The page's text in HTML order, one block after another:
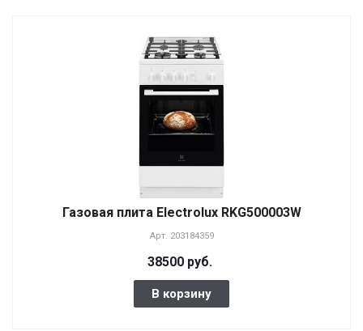
Газовая плита Electrolux RKG500003W
Арт. 203184359
38500 руб.
В корзину